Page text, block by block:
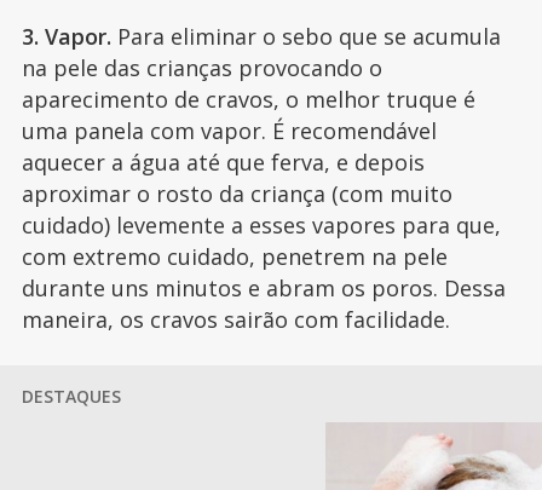
3. Vapor. Para eliminar o sebo que se acumula
na pele das crianças provocando o
aparecimento de cravos, o melhor truque é
uma panela com vapor. É recomendável
aquecer a água até que ferva, e depois
aproximar o rosto da criança (com muito
cuidado) levemente a esses vapores para que,
com extremo cuidado, penetrem na pele
durante uns minutos e abram os poros. Dessa
maneira, os cravos sairão com facilidade.
DESTAQUES